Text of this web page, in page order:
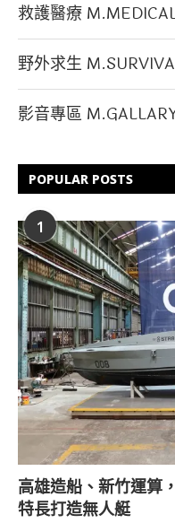
救護醫療
野外求生
影音專區
POPULAR POSTS
1
高雄造船、新竹運算
特長打造無人艇